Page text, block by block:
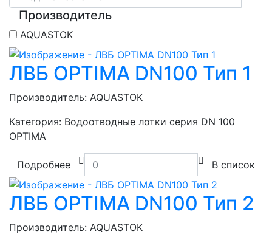
Производитель
AQUASTOK
ЛВБ OPTIMA DN100 Тип 1
Производитель: AQUASTOK
Категория: Водоотводные лотки серия DN 100
OPTIMA
Подробнее В список
ЛВБ OPTIMA DN100 Тип 2
Производитель: AQUASTOK